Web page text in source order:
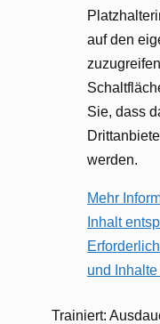
auf den
Sie, dass
werden.
Mehr
Inhalt
und
Trainiert: